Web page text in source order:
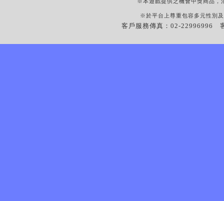
※於平台上尊重包容多元性別
客戶服務傳真：02-22996996